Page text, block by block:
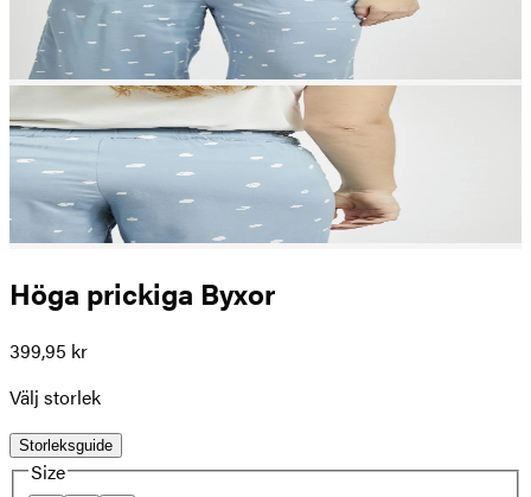
Höga prickiga Byxor
399,95 kr
Välj storlek
Storleksguide
Size